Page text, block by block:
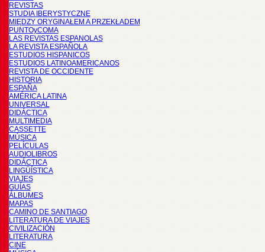
REVISTAS
STUDIA IBERYSTYCZNE
MIĘDZY ORYGINAŁEM A PRZEKŁADEM
PUNTOyCOMA
LAS REVISTAS ESPANOLAS
LA REVISTA ESPAÑOLA
ESTUDIOS HISPANICOS
ESTUDIOS LATINOAMERICANOS
REVISTA DE OCCIDENTE
HISTORIA
ESPAÑA
AMÉRICA LATINA
UNIVERSAL
DIDÁCTICA
MULTIMEDIA
CASSETTE
MÚSICA
PELÍCULAS
AUDIOLIBROS
DIDÁCTICA
LINGÜÍSTICA
VIAJES
GUÍAS
ÁLBUMES
MAPAS
CAMINO DE SANTIAGO
LITERATURA DE VIAJES
CIVILIZACIÓN
LITERATURA
CINE